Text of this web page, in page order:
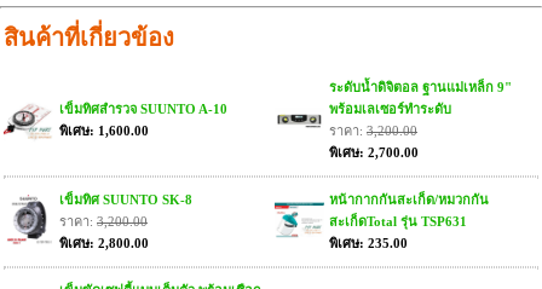
สินค้าที่เกี่ยวข้อง
เข็มทิศสำรวจ SUUNTO A-10
พิเศษ: 1,600.00
ระดับน้ำดิจิตอล ฐานแม่เหล็ก 9"
พร้อมเลเซอร์ทำระดับ
ราคา: 3,200.00
พิเศษ: 2,700.00
เข็มทิศ SUUNTO SK-8
ราคา: 3,200.00
พิเศษ: 2,800.00
หน้ากากกันสะเก็ด/หมวกกัน
สะเก็ดTotal รุ่น TSP631
พิเศษ: 235.00